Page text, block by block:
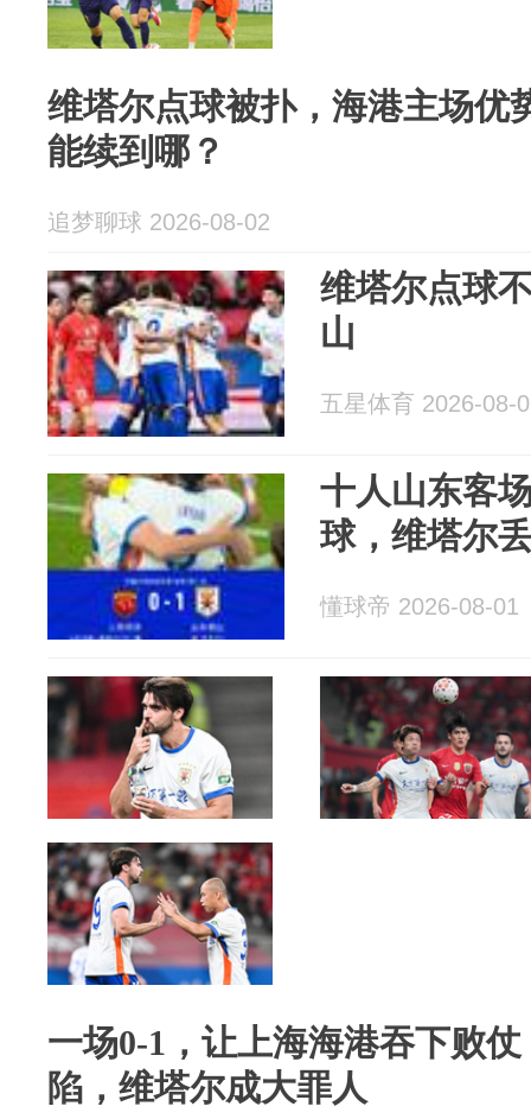
维塔尔点球被扑，海港主场优
能续到哪？
追梦聊球 2026-08-02
维塔尔点球
山
五星体育 2026-08-
十人山东客
球，维塔尔
懂球帝 2026-08-01
一场0-1，让上海海港吞下败
陷，维塔尔成大罪人